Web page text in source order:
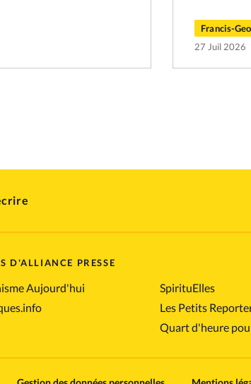
Francis-
27 Juil 2026
D'ALLIANCE PRESSE
Aujourd'hui
SpirituElles
Les Petits
Quart d'heure